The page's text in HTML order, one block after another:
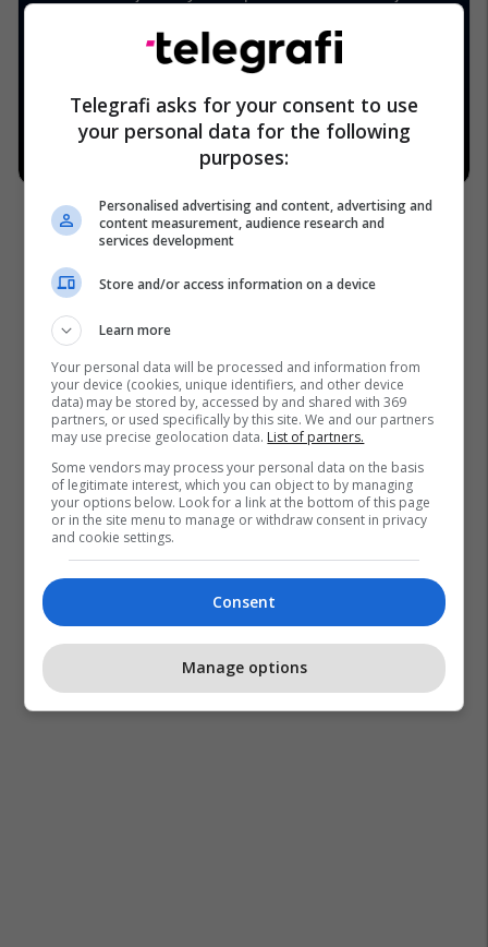
Telegrafi asks for your consent to use
your personal data for the following
purposes:
Personalised advertising and content, advertising and
content measurement, audience research and
services development
Store and/or access information on a device
Learn more
Your personal data will be processed and information from
your device (cookies, unique identifiers, and other device
data) may be stored by, accessed by and shared with 369
partners, or used specifically by this site. We and our partners
may use precise geolocation data. List of partners.
Some vendors may process your personal data on the basis
of legitimate interest, which you can object to by managing
your options below. Look for a link at the bottom of this page
or in the site menu to manage or withdraw consent in privacy
and cookie settings.
Consent
Manage options